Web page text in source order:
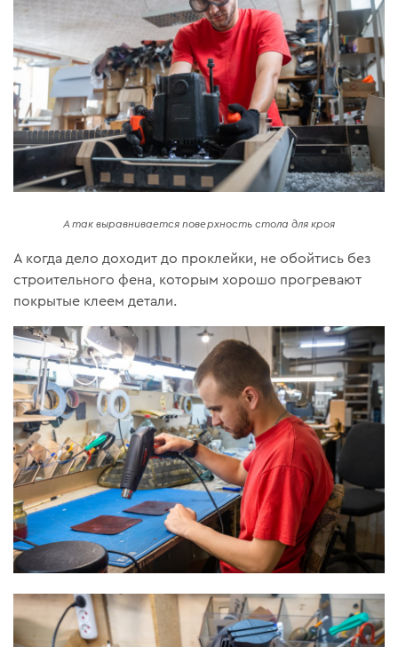
А так выравнивается поверхность стола для кроя
А когда дело доходит до проклейки, не обойтись без
строительного фена, которым хорошо прогревают
покрытые клеем детали.